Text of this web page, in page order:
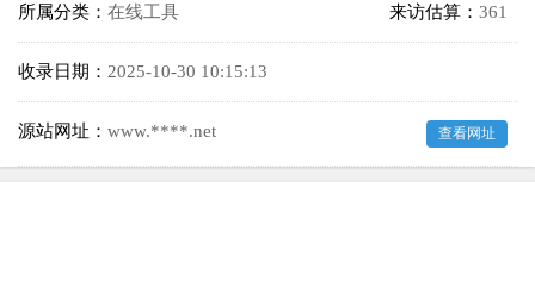
所属分类： 在线工具 来访估算： 361
收录日期： 2025-10-30 10:15:13
源站网址： www.****.net 查看网址